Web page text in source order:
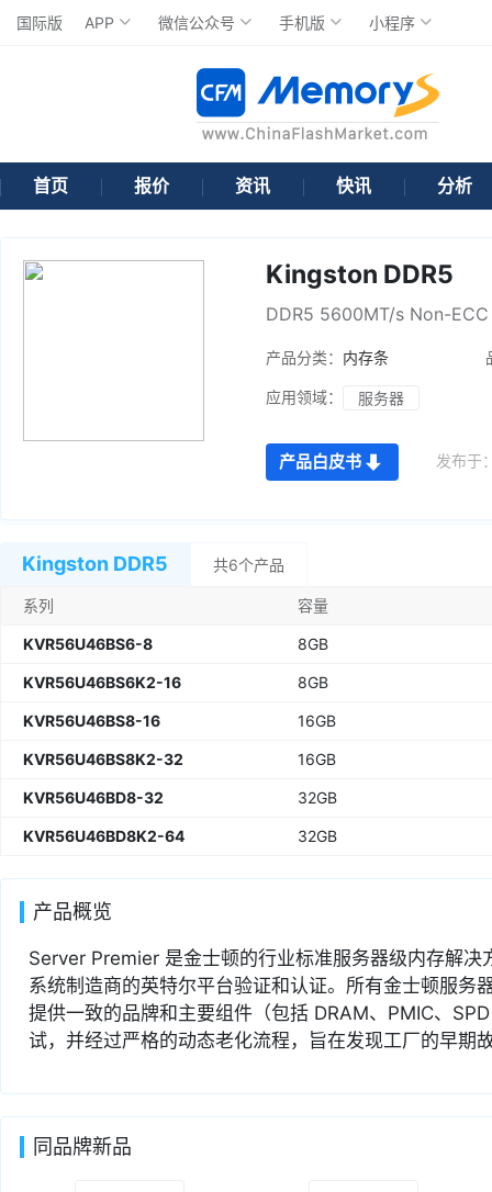
国际版 APP 微信公众号 手机版 小程序
首页 报价 资讯 快讯 分析
Kingston DDR5
DDR5 5600MT/s Non-
产品分类： 内存条
应用领域： 服务器
产品白皮书 发布于
Kingston DDR5 共6个产品
系列 容量
KVR56U46BS6-8 8GB
KVR56U46BS6K2-16 8GB
KVR56U46BS8-16 16GB
KVR56U46BS8K2-32 16GB
KVR56U46BD8-32 32GB
KVR56U46BD8K2-64 32GB
产品概览
Server Premier 是金士顿的行业标准服务器级内存解
系统制造商的英特尔平台验证和认证。所有金士顿服务
提供一致的品牌和主要组件（包括 DRAM、PMIC、
试，并经过严格的动态老化流程，旨在发现工厂的早期
同品牌新品